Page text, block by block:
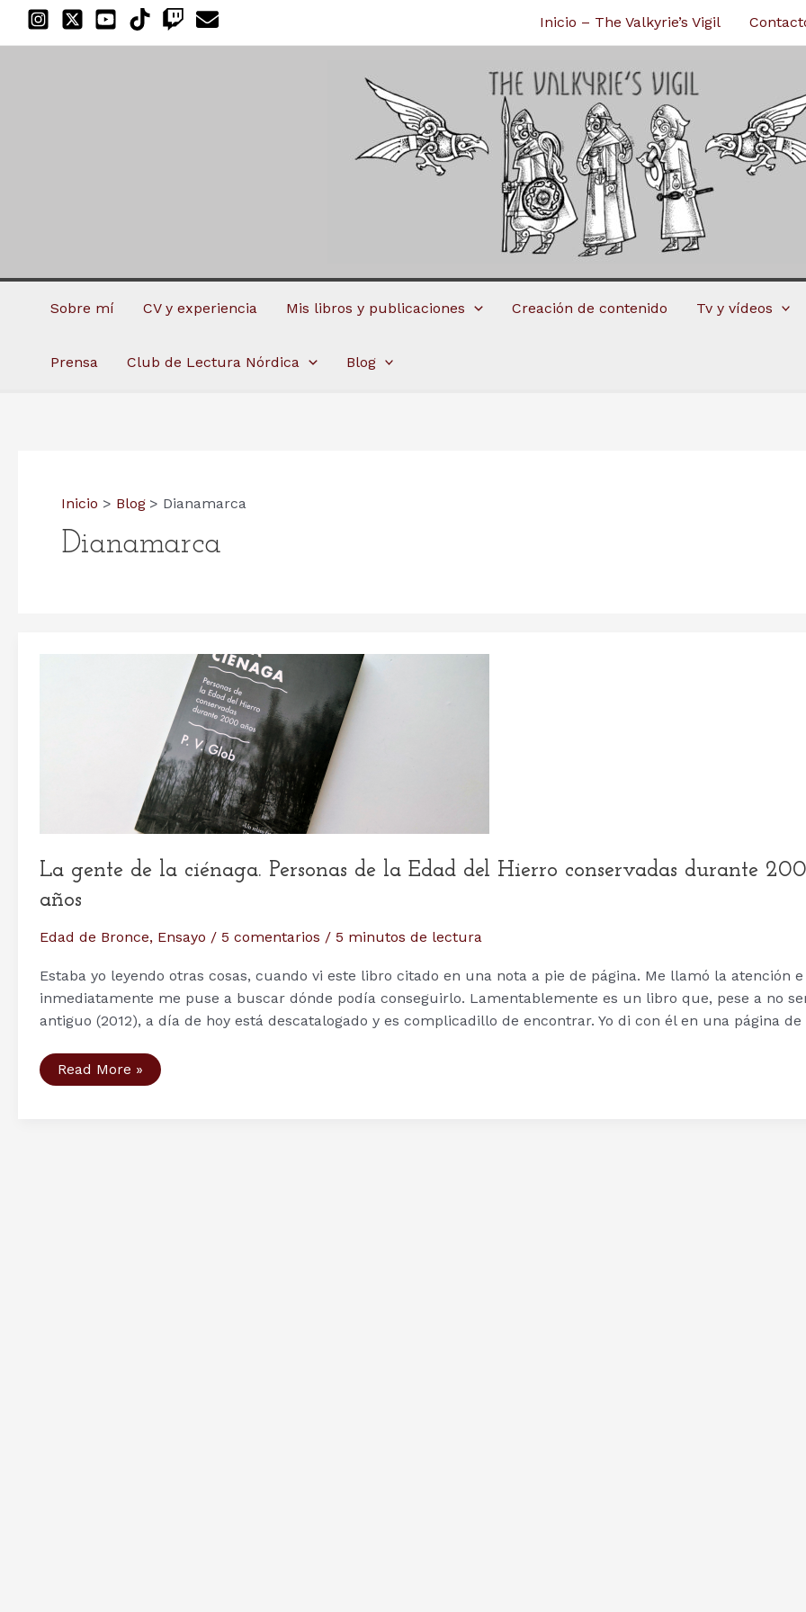
Inicio – The Valkyrie’s Vigil
Sobre mí CV y experiencia Mis libros y publicaciones Creación de contenido Tv y vídeos
Prensa Club de Lectura Nórdica Blog
Inicio Blog Dianamarca
Dianamarca
La gente de la ciénaga. Personas de la Edad del Hierro conservadas durante
años
Edad de Bronce, Ensayo / 5 comentarios / 5 minutos de lectura
Estaba yo leyendo otras cosas, cuando vi este libro citado en una nota a pie de página. Me llamó la atención e
inmediatamente me puse a buscar dónde podía conseguirlo. Lamentablemente es un libro que, pese a no
antiguo (2012), a día de hoy está descatalogado y es complicadillo de encontrar. Yo di con él en una página
La
gente
Read More »